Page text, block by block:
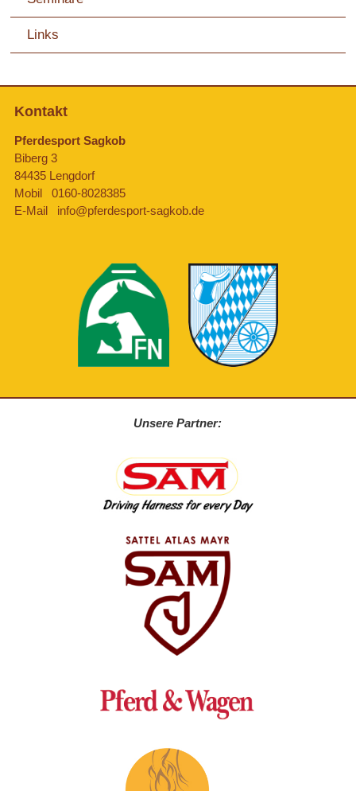
Links
Kontakt
Pferdesport Sagkob
Biberg 3
84435 Lengdorf
Mobil 0160-8028385
E-Mail info@pferdesport-sagkob.de
Unsere Partner: